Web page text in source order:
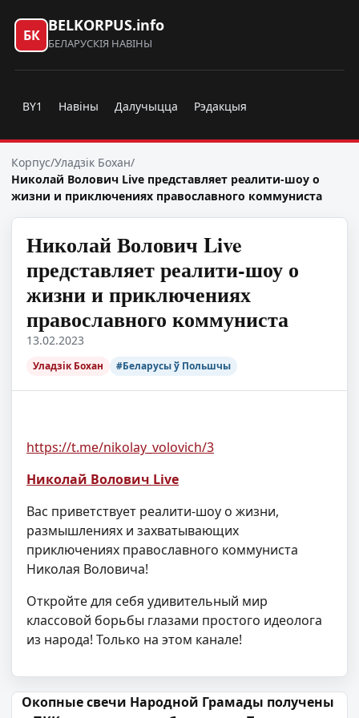
БК
BELKORPUS.info
БЕЛАРУСКІЯ НАВІНЫ
BY1 Навіны Далучыцца Рэдакцыя
Корпус/Уладзік Бохан/
Николай Волович Live представляет реалити-шоу о
жизни и приключениях православного коммуниста
Николай Волович Live
представляет реалити-шоу о
жизни и приключениях
православного коммуниста
13.02.2023
Уладзік Бохан #Беларусы ў Польшчы
https://t.me/nikolay_volovich/3
Николай Волович Live
Вас приветствует реалити-шоу о жизни,
размышлениях и захватывающих
приключениях православного коммуниста
Николая Воловича!
Откройте для себя удивительный мир
классовой борьбы глазами простого идеолога
из народа! Только на этом канале!
Навігацыя па запісах
Окопные свечи Народной Грамады получены